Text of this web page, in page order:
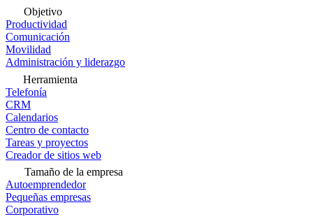
Objetivo
Productividad
Comunicación
Movilidad
Administración y liderazgo
Herramienta
Telefonía
CRM
Calendarios
Centro de contacto
Tareas y proyectos
Creador de sitios web
Tamaño de la empresa
Autoemprendedor
Pequeñas empresas
Corporativo